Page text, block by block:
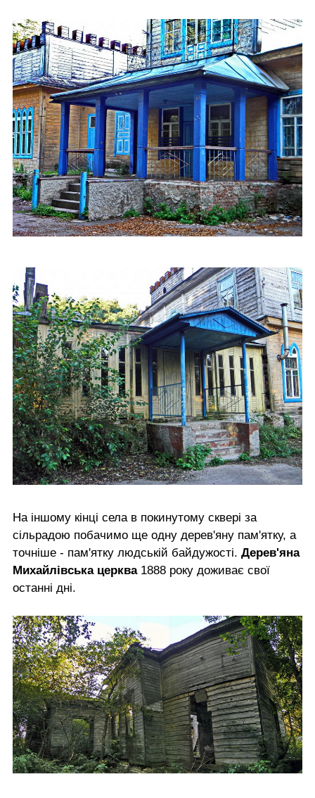
На іншому кінці села в покинутому сквері за
сільрадою побачимо ще одну дерев'яну пам'ятку, а
точніше - пам'ятку людській байдужості. Дерев'яна
Михайлівська церква1888 року доживає свої
останні дні.